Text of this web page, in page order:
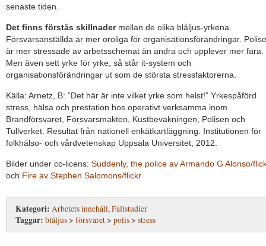
senaste tiden.
Det finns förstås skillnadermellan de olika blåljus-yrkena.
Försvarsanställda är mer oroliga för organisationsförändringar.
är mer stressade av arbetsschemat än andra och upplever mer fara.
Men även sett yrke för yrke, så står it-system och
organisationsförändringar ut som de största stressfaktorerna.
Källa: Arnetz, B: ”Det här är inte vilket yrke som helst!” Yrkespåförd
stress, hälsa och prestation hos operativt verksamma inom
Brandförsvaret, Försvarsmakten, Kustbevakningen, Polisen och
Tullverket. Resultat från nationell enkätkartläggning. Institutionen för
folkhälso- och vårdvetenskap Uppsala Universitet, 2012.
Bilder under cc-licens: Suddenly, the police av Armando G Alonso/
och Fire av Stephen Salomons/flickr
Kategori: Arbetets innehåll, Fallstudier
Taggar: blåljus > försvaret > polis > stress